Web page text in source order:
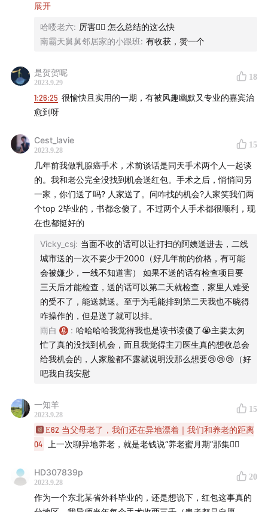
进一步了解「
金投顾产品。
王兴医生：北京大学肿瘤学博士。先后任北京大学肿瘤医
院胸外科主治医师、上海市肺科医院胸外科博士后、上海
市第一人民医院胸外科主治医师。
*值得说明的是，通过这期节目，我们还了解到王兴医生是
一名小说作者，还颇会画简易明了的医学漫画。
🔦 时间戳
不做鸵鸟！从理性和感性出发，了解我们和父母将
一起面对的现实
Part 1 为真正的养老蜜月期，做好知识储备
人人都知道，体检是关心父母健康的第一步，但想
迈出这一步颇需要一些智慧（骗子活用武侠小说套路，太
令人咂舌）
段的吗？
额外提醒一点：关心体检是好事儿，但还请诸位在
这件事儿上适度放过自己
16:38 好奇心插播：医生会讳疾忌医吗？
「 医学是关于概率的科学，但是人们的痛苦往往来源
✨基本项目：颈部B超、胸部CT、腹部B超、盆腔B超、血尿
腔宫颈的检查，每5年一次胃肠镜。
骗子的套路：含铁剂的保健品排黑便，告诉你排毒了。——
第一次听说，真的要多了解才能避免踩坑。
「症状」
带状疱疹由于免疫功能低下引起；
糖尿病人感知力下降，比如泡脚用热水感知不到；预防低血
糖；
多关注基础病、意识/精神上的症状。
「大病/重病」
2）第二诊疗意见，在不同医院看病；
3）熟人社会→医生确定好再找熟人；
「大城市挂号难」
先挂三甲医院普通号，判断好就诊科室、一边检查一遍挂专
家号。
「急症」
没时间多讨论，相信医生。
「排除不靠谱的医生」
药、误认为其他病人、漏看报告）不细致。——外科医生只
的时候是B医生在班只看诊断结果把字念给我听，然后要开几
百的药……很没有信服感；专门等了A医生上班，先看片子，
（烤灯）就好。真的，A这种态度，开药我也拿，B医生真的
很难信任。
展开
哈喽老六: 厉害👍🏻 怎么总结的这么快
南霸天舅舅邻居家的小跟班: 有收获，赞一个
是贺贺呢
2023.9.29
18
1:26:25 很愉快且实用的一期，有被风趣幽默又专业的嘉宾治
愈到呀
Cest_lavie
2023.9.28
15
几年前我做乳腺癌手术，术前谈话是同天手术两个人一起谈
的。我和老公完全没找到机会送红包。手术之后，悄悄问另
一家，你们送了吗? 人家送了。问咋找的机会?人家笑我们两
个top 2毕业的，书都念傻了。不过两个人手术都很顺利，现
在也都挺好的
Vicky_csj: 当面不收的话可以让打扫的阿姨送进去，二线
城市送的一次不要少于2000（好几年前的价格，有可能
会被嫌少，一线不知道害） 如果不送的话有检查项目要
三天后才能检查，送的话可以第二天就检查，家里人难受
的受不了，能送就送。至于为毛能排到第二天我也不晓得
咋操作的，但是送了就可以排。
雨白
: 哈哈哈哈我觉得我也是读书读傻了😭主要太匆
忙了真的没找到机会，而且我觉得主刀医生真的想收总会
给我机会的，人家脸都不露就说明没那么想要😢😢😢（好
吧我自我安慰
一知羊
2023.9.28
15
E62 当父母老了，我们还在异地漂着｜我们和养老的距离
04
上一次聊异地养老，就是老钱说“养老蜜月期”那集👆🏼
HD307839p
2023.9.28
20
作为一个东北某省外科毕业的，还是想说下，红包这事真的